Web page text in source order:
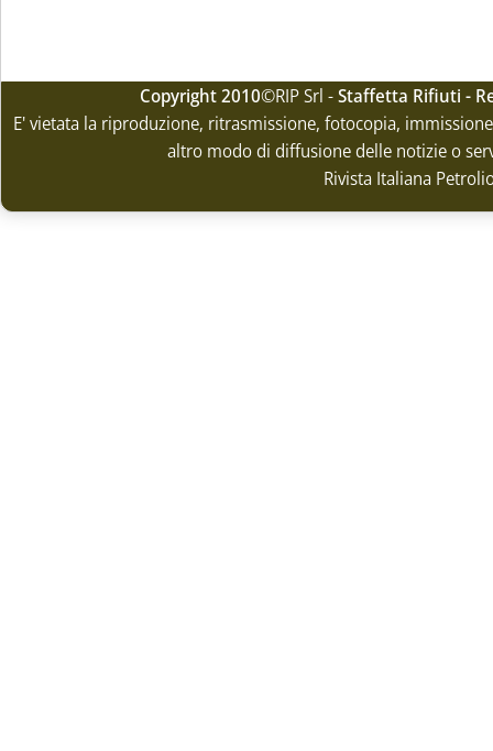
Copyright 2010©RIP Srl -Staffetta Rifiuti -
E' vietata la riproduzione, ritrasmissione, fotocopia,
altro modo di diffusione delle notizie o
Rivista Italiana